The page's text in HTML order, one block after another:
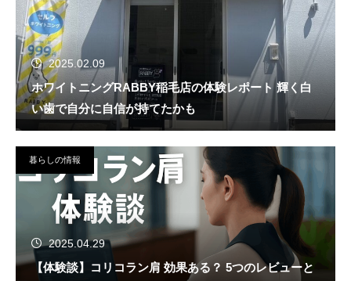
2025.02.09
ホワイトニングRABBY稲毛店の体験レポート 輝く白
い歯で自分に自信が持てたかも
暮らしの情報
2025.04.29
【体験談】コリコラン肩 効果ある？ 5つのレビューと